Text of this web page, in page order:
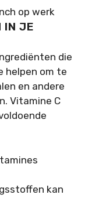
IN JE
die
helpen om te
en andere
Vitamine C
kan